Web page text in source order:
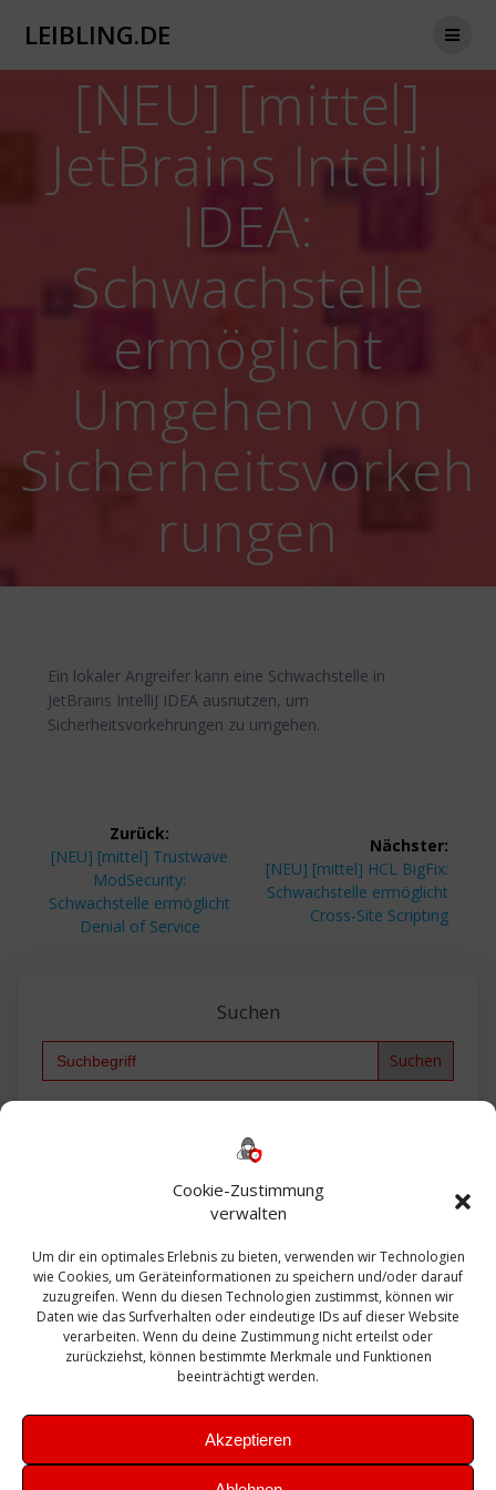
Cookie-Zustimmung
verwalten
Um dir ein optimales Erlebnis zu bieten, verwenden wir Technologien
wie Cookies, um Geräteinformationen zu speichern und/oder darauf
zuzugreifen. Wenn du diesen Technologien zustimmst, können wir
Daten wie das Surfverhalten oder eindeutige IDs auf dieser Website
verarbeiten. Wenn du deine Zustimmung nicht erteilst oder
zurückziehst, können bestimmte Merkmale und Funktionen
beeinträchtigt werden.
Akzeptieren
LEIBLING.DE
[NEU] [mittel]
JetBrains IntelliJ
IDEA:
Schwachstelle
ermöglicht
Umgehen von
Sicherheitsvorkeh
rungen
Ein lokaler Angreifer kann eine Schwachstelle in
JetBrains IntelliJ IDEA ausnutzen, um
Sicherheitsvorkehrungen zu umgehen.
Beitragsnavigation
Zurück:
Vorheriger
Beitrag:
[NEU] [mittel] Trustwave
ModSecurity:
Schwachstelle ermöglicht
Denial of Service
Nächster:
Nächster
Beitrag:
[NEU] [mittel] HCL BigFix:
Schwachstelle ermöglicht
Cross-Site Scripting
Suchen
Search
Bautagebuch
Exchange firewall Fritzbox
Microsoft
Sanierung SBS Security Server Sicherheit
Sicherung SIEM Sophos SSL Ubuntu
Update Upgrade UTM VCenter VCSA Veeam
VMWare VPN WAZUH Windows
Zertifikat